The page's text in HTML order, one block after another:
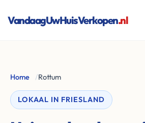
VandaagUwHuisVerkopen.nl
Home /Rottum
LOKAAL IN FRIESLAND